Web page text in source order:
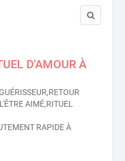
D'AMOUR À
AIMÉ,RITUEL
RAPIDE À